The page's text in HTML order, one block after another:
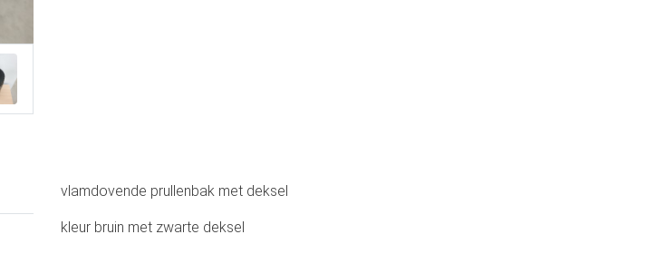
vlamdovende prullenbak met deksel
kleur bruin met zwarte deksel